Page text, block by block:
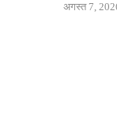
अगस्त 7,